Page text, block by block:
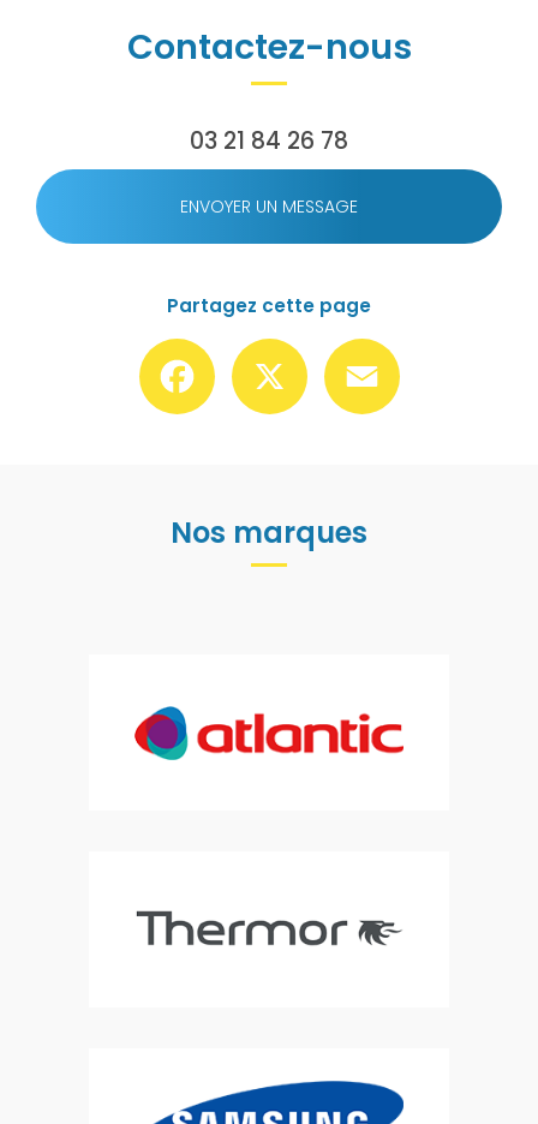
Contactez-nous
03 21 84 26 78
ENVOYER UN MESSAGE
Partagez cette page
Facebook
Nos marques